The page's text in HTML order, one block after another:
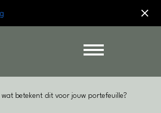
betekent dit voor jouw portefeuille?